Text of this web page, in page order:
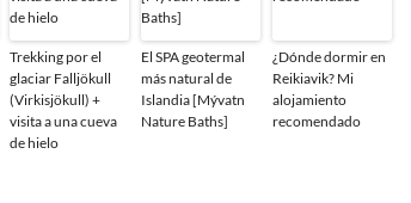
Trekking por el
glaciar Falljökull
(Virkisjökull) +
visita a una cueva
de hielo
El SPA geotermal
más natural de
Islandia [Mývatn
Nature Baths]
¿Dónde dormir en
Reikiavik? Mi
alojamiento
recomendado